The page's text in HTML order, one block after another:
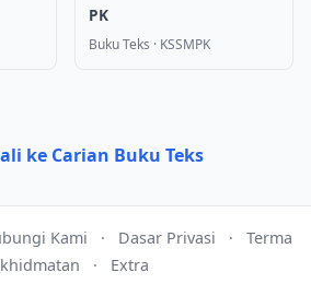
PK
Buku Teks · KSSMPK
ke Carian Buku Teks
Kami · Dasar Privasi ·
Terma
· Extra